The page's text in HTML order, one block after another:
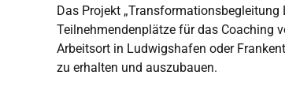
Das Projekt
Teilnehmendenplätze für das Coaching
Arbeitsort in Ludwigshafen oder
zu erhalten und auszubauen.